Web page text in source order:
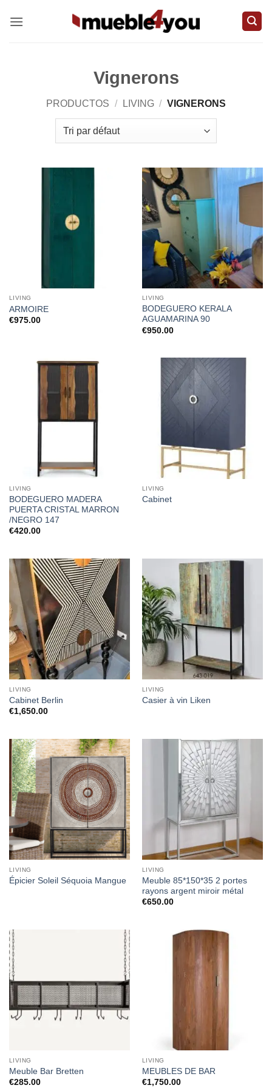
Vignerons
PRODUCTOS / LIVING / VIGNERONS
LIVING
ARMOIRE
€975.00
LIVING
BODEGUERO KERALA
AGUAMARINA 90
€950.00
LIVING
BODEGUERO MADERA
PUERTA CRISTAL MARRON
/NEGRO 147
€420.00
LIVING
Cabinet
LIVING
Cabinet Berlin
€1,650.00
LIVING
Casier à vin Liken
LIVING
Épicier Soleil Séquoia Mangue
LIVING
Meuble 85*150*35 2 portes
rayons argent miroir métal
€650.00
LIVING
Meuble Bar Bretten
€285.00
LIVING
MEUBLES DE BAR
€1,750.00